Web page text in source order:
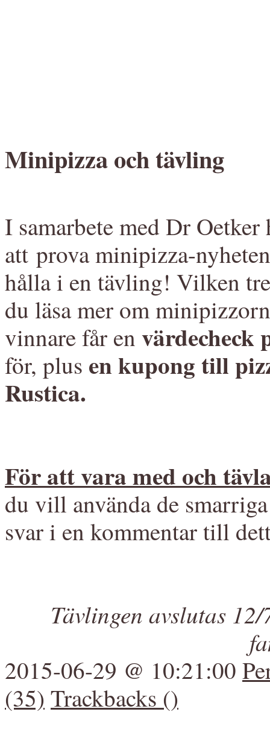
Minipizza och tävling
I samarbete med Dr
att prova minipizza-
hålla i en tävling! Vilken
du läsa mer om
vinnare får en värdecheck
för, plus en kupong till
Rustica.
För att vara med och
du vill använda de
svar i en kommentar till
Tävlingen avslutas
2015-06-29 @ 10:21:00
(35) Trackbacks ()